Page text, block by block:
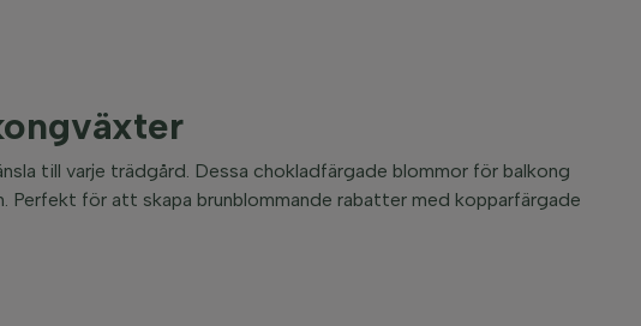
till varje trädgård. Dessa chokladfärgade blommor för balkong
för att skapa brunblommande rabatter med kopparfärgade